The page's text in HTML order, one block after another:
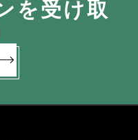
を受け取